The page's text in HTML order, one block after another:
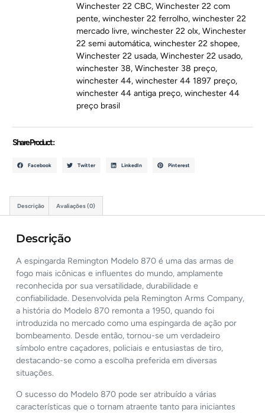
Winchester 22 CBC,Winchester 22 com
pente,winchester 22 ferrolho,winchester 22
mercado livre,winchester 22 olx,Winchester
22 semi automática,winchester 22 shopee,
Winchester 22 usada,Winchester 22 usado,
winchester 38,Winchester 38 preço,
winchester 44,winchester 44 1897 preço,
winchester 44 antiga preço,winchester 44
preço brasil
Share Product :
Facebook Twitter LinkedIn Pinterest
Descrição Avaliações (0)
Descrição
A espingarda Remington Modelo 870 é uma das armas de
fogo mais icônicas e influentes do mundo, amplamente
reconhecida por sua versatilidade, durabilidade e
confiabilidade. Desenvolvida pela Remington Arms Company,
a história do Modelo 870 remonta a 1950, quando foi
introduzida no mercado como uma espingarda de ação por
bombeamento. Desde então, tornou-se um verdadeiro
símbolo entre caçadores, policiais e entusiastas de tiro,
destacando-se como a escolha preferida em diversas
situações.
O sucesso do Modelo 870 pode ser atribuído a várias
características que o tornam atraente tanto para iniciantes